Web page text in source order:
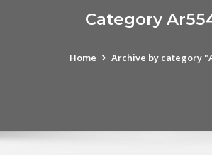
Category
Home Archive by category